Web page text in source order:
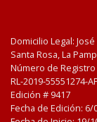
Domicilio Legal:
Santa Rosa, La
Número de Registro
RL-2019-55551274-
Edición # 9417
Fecha de Edición: 6/